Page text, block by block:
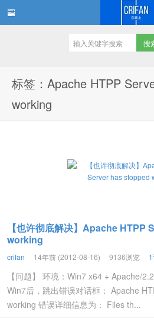
标签：Apache HTPP
working
【也许彻底解决】Apache
working
crifan 14年前 (2012-08-16) 9136浏览
【问题】 环境：Win7 x64 + Apache/
Win7后，跳出错误对话框： Apache
working 错误详细信息为： Files th...